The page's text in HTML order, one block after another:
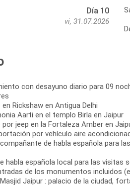
Día 10
vi, 31.07.2026
con desayuno diario para 09
en Rickshaw en Antigua Delhi
Aarti en el templo Birla en Jaipur
por jeep en la Fortaleza Amber en
por vehículo aire
de habla española para
habla española local para las visitas
de los monumentos incluidos
Jaipur : palacio de la ciudad,